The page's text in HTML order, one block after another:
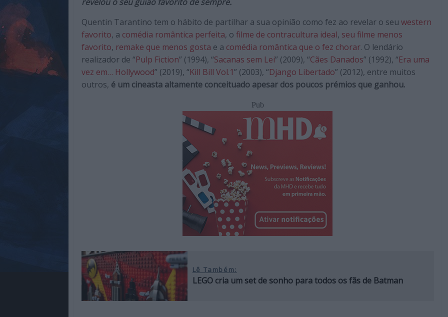
qualidade
com
enfoque
Quentin Tarantino tem o hábito de partilhar a sua opinião como fez ao revelar o seu western
favorito, a comédia romântica perfeita, o filme de contracultura ideal, seu filme menos
favorito, remake que menos gosta e a comédia romântica que o fez chorar. O lendário
realizador de “Pulp Fiction” (1994), “Sacanas sem Lei” (2009), “Cães Danados” (1992), “Era uma
vez em… Hollywood” (2019), “Kill Bill Vol.1” (2003), “Django Libertado” (2012), entre muitos
outros, é um cineasta altamente conceituado apesar dos poucos prémios que ganhou.
Pub
Lê Também:
LEGO cria um set de sonho para todos os fãs de Batman